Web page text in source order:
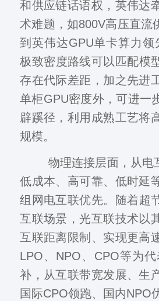
和供应链话语权，英伟达
术难题，如800V高压直流
到英伟达GPU单卡算力领
极致密度路线可以匹配模
存在代际差距，加之先进
单柜GPU密度外，可进一
辟蹊径，利用成熟工艺将
规模。
物理连接层面，从电互
低成本、高可靠、低时延
组网电互联优先。随着超
互联场景，光互联技术以
互联距离限制、实现更高
LPO、NPO、CPO等为
补，从互联带宽发展、生
国际CPO领跑、国内NPO